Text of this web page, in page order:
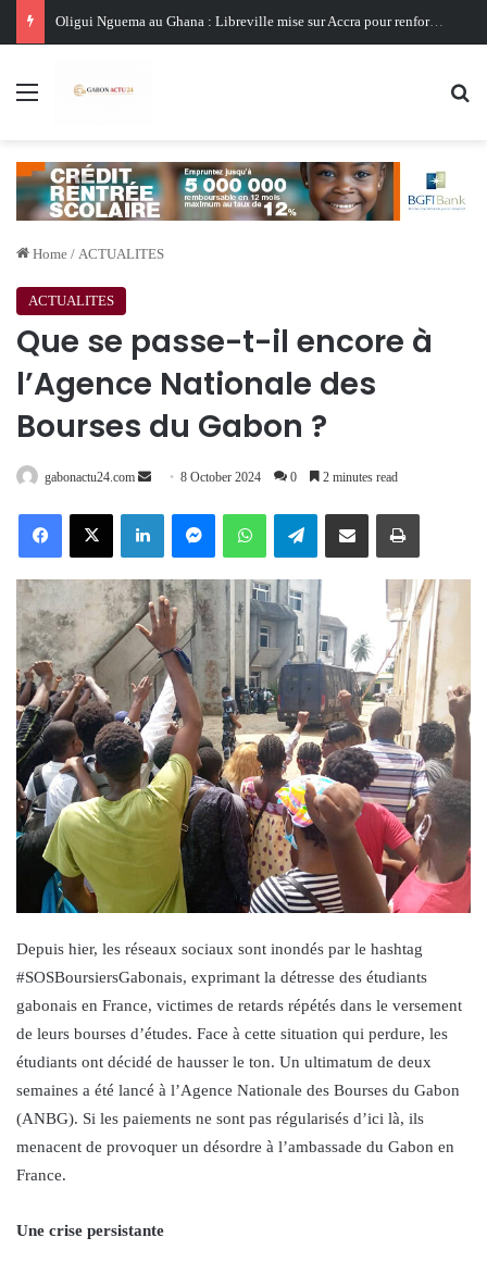
Oligui Nguema au Ghana : Libreville mise sur Accra pour renforcer sa stratégie diplomatique et économique
Menu
Home / ACTUALITES
ACTUALITES
Que se passe-t-il encore à
l’Agence Nationale des
Bourses du Gabon ?
gabonactu24.com
Send 8 October 2024 0 2 minutes read
FacebookX LinkedInMessengerWhatsAppTelegramShare via Email Print
Depuis hier, les réseaux sociaux sont inondés par le hashtag
#SOSBoursiersGabonais, exprimant la détresse des étudiants
gabonais en France, victimes de retards répétés dans le versement
de leurs bourses d’études. Face à cette situation qui perdure, les
étudiants ont décidé de hausser le ton. Un ultimatum de deux
semaines a été lancé à l’Agence Nationale des Bourses du Gabon
(ANBG). Si les paiements ne sont pas régularisés d’ici là, ils
menacent de provoquer un désordre à l’ambassade du Gabon en
France.
Une crise persistante